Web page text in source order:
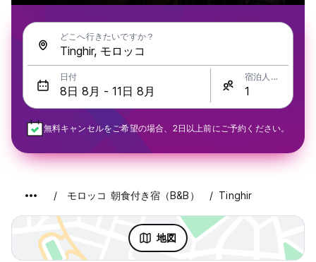
どこへ行きたいですか？
日付 宿泊人数
無料キャンセルをご希望の場合、2日以上前にご予約ください。
モロッコ 朝食付き宿（B&B） Tinghir
地図